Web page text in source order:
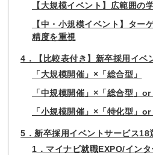
【大規模イベント】広範囲の
【中・小規模イベント】ター
精度を重視
4．【比較表付き】新卒採用イベ
「大規模開催」×「総合型」
「中規模開催」×「総合型」or
「小規模開催」×「特化型」or
5．新卒採用イベントサービス18
1．マイナビ就職EXPO/イン